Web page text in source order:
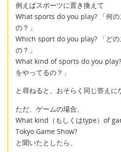
例えばスポーツに置き換えて
What sports do you play? 「何の
の？」
Which sport do you play? 「どの
の？」
What kind of sports do you
をやってるの？」
と尋ねると、おそらく同じ答えに
ただ、ゲームの場合、
What kind（もしくはtype）of
Tokyo Game Show?
と聞いたとしたら、